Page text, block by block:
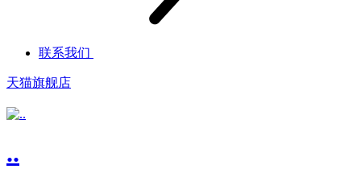
联系我们
天猫旗舰店
..